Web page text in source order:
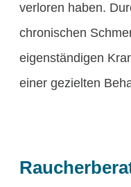
verloren haben.
chronischen
eigenständigen
einer gezielten